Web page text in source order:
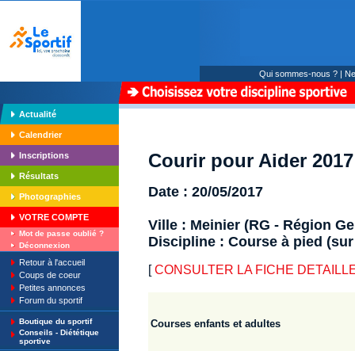
Qui sommes-nous ? |
Actualité
Calendrier
Inscriptions
Résultats
Photographies
VOTRE COMPTE
Mot de passe oublié ?
Déconnexion
Retour à l'accueil
Coups de coeur
Petites annonces
Forum du sportif
Boutique du sportif
Conseils - Diététique
sportive
Courir pour Aider
Date : 20/05/2017
Ville : Meinier (RG - Région
Discipline : Course à pied
[CONSULTER LA FICHE
Courses enfants et adultes